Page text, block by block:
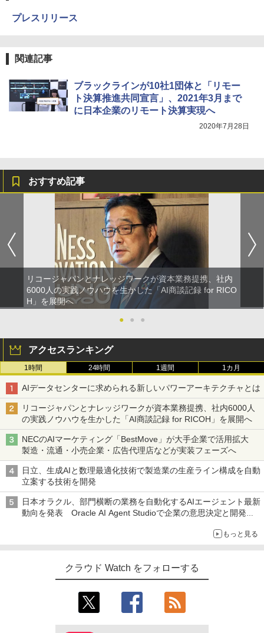
プレスリリース
関連記事
ブラックラインが10社1団体と「リモー
ト決算推進共同宣言」、2021年3月まで
に日本企業のリモート決算実現へ
2020年7月28日
おすすめ記事
リコージャパンとナレッジワークが資本業務提携、社内
6000人の実践ノウハウを生かした「AI商談記録 for RICO
H」を展開へ
●
● ●
アクセスランキング
1時間 24時間 1週間 1カ月
AIデータセンターに求められる新しいパワーアーキテクチャとは
リコージャパンとナレッジワークが資本業務提携、社内6000人
の実践ノウハウを生かした「AI商談記録 for RICOH」を展開へ
NECのAIマーケティング「BestMove」が大手企業で活用拡大
製造・流通・小売企業・広告代理店などが実装フェーズへ
日立、生成AIと数理最適化技術で製造業の生産ライン構成を自動
立案する技術を開発
日本オラクル、部門横断の業務を自動化するAIエージェント最新
動向を発表 Oracle AI Agent Studioで企業の意思決定と開発を
もっと見る
クラウド Watch をフォローする